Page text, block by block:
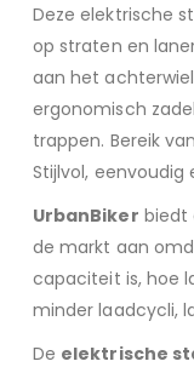
Deze elektrische
op straten en
aan het
ergonomisch
trappen. Bereik
Stijlvol, eenvoudig
UrbanBiker biedt
de markt aan
capaciteit is, hoe
minder laadcycli,
De elektrische